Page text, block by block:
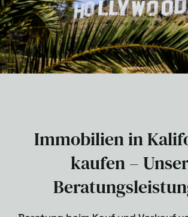
Immobilien in
kaufen –